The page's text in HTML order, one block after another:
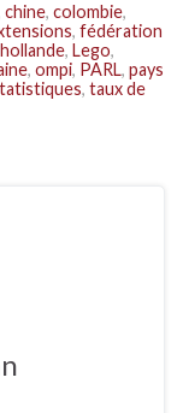
chine, colombie,
, fédération
hollande, Lego,
, ompi, PARL, pays
, taux de